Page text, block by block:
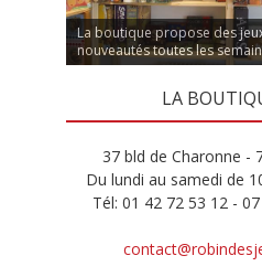
La boutique propose des
nouveautés toutes les
LA
37 bld de Charonne -
Du lundi au samedi de
Tél: 01 42 72 53 12 -